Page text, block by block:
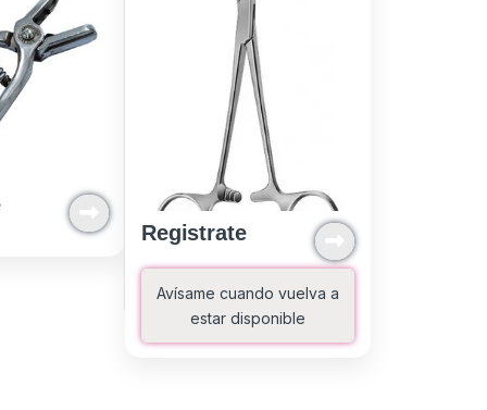
Registrate
Avísame cuando vuelva a
estar disponible